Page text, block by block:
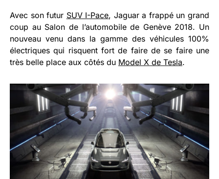
Avec son futur SUV I-Pace, Jaguar a frappé un grand
coup au Salon de l’automobile de Genève 2018. Un
nouveau venu dans la gamme des véhicules 100%
électriques qui risquent fort de faire de se faire une
très belle place aux côtés du Model X de Tesla.